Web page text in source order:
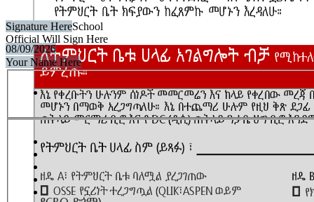
Signature HereSchool
Official Will Sign Here
08/09/2026
Your Name Here